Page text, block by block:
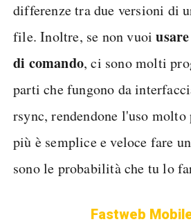
differenze tra due versioni di
file. Inoltre, se non vuoi
di comando, ci sono molti
parti che fungono da
rsync, rendendone l'uso
più è semplice e veloce fare
sono le probabilità che tu lo
Fastweb